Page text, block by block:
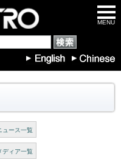
MENU
ュース一覧
ディア一覧